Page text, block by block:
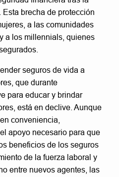
brecha de protección
a las comunidades
a los millennials, quienes
seguros de vida a
que durante
para educar y brindar
está en declive. Aunque
conveniencia,
apoyo necesario para que
beneficios de los seguros
de la fuerza laboral y
entre nuevos agentes, las